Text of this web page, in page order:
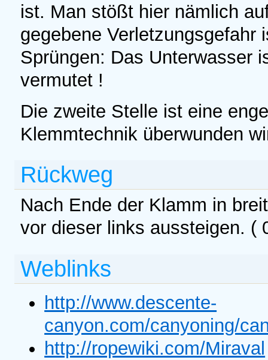
ist. Man stößt hier nämlich
gegebene Verletzungsgefahr
Sprüngen: Das Unterwasser
vermutet !
Die zweite Stelle ist eine
Klemmtechnik überwunden
Rückweg
Nach Ende der Klamm in
vor dieser links aussteigen. (
Weblinks
http://www.descente-
canyon.com/canyoning/
http://ropewiki.com/Miraval